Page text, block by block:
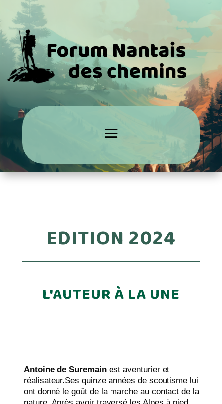
EDITION 2024
L'AUTEUR À LA UNE
Antoine de Suremainest aventurier et
réalisateur.Ses quinze années de scoutisme lui
ont donné le goût de la marche au contact de la